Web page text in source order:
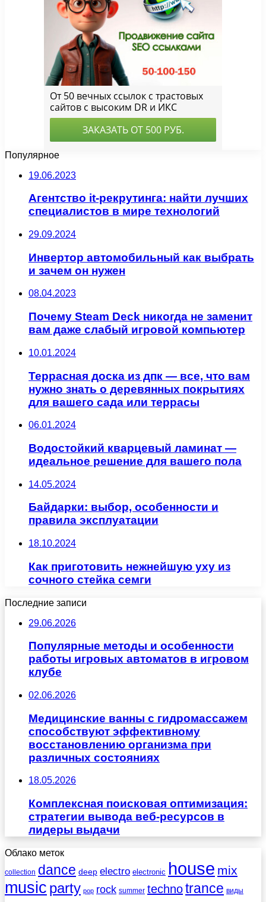
Популярное
19.06.2023
Агентство it-рекрутинга: найти лучших
специалистов в мире технологий
29.09.2024
Инвертор автомобильный как выбрать
и зачем он нужен
08.04.2023
Почему Steam Deck никогда не заменит
вам даже слабый игровой компьютер
10.01.2024
Террасная доска из дпк — все, что вам
нужно знать о деревянных покрытиях
для вашего сада или террасы
06.01.2024
Водостойкий кварцевый ламинат —
идеальное решение для вашего пола
14.05.2024
Байдарки: выбор, особенности и
правила эксплуатации
18.10.2024
Как приготовить нежнейшую уху из
сочного стейка семги
Последние записи
29.06.2026
Популярные методы и особенности
работы игровых автоматов в игровом
клубе
02.06.2026
Медицинские ванны с гидромассажем
способствуют эффективному
восстановлению организма при
различных состояниях
18.05.2026
Комплексная поисковая оптимизация:
стратегии вывода веб-ресурсов в
лидеры выдачи
Облако меток
collection dance deep electro electronic house mix
music party pop rock summer technotrance виды